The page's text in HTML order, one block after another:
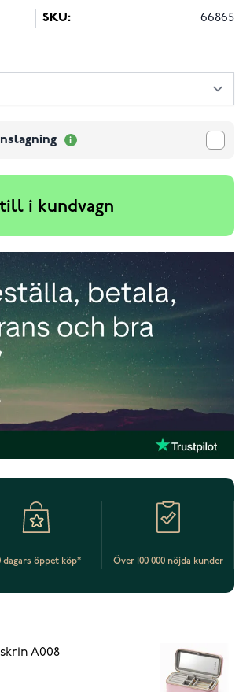
SKU: 66865
till i kundvagn
dagars öppet köp* Över 100 000 nöjda kunder
A008